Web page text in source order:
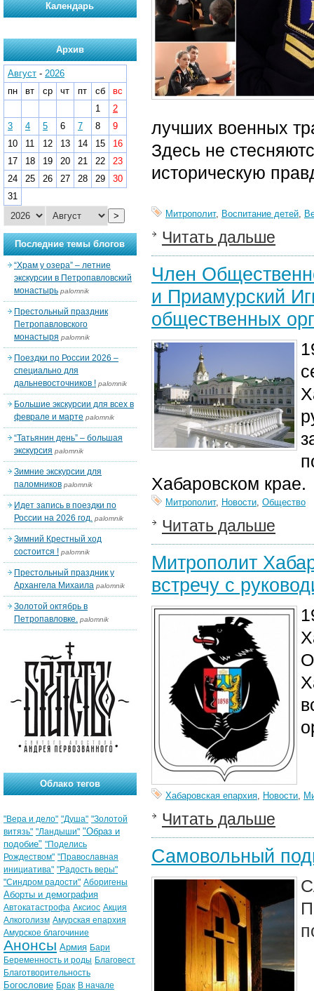
лучших военных
Здесь не
историческую
Митрополит, Воспитание детей,
Читать дальше
Член
и Приамурский
общественных
Хабаровском крае.
Митрополит, Новости, Общество
Читать дальше
Митрополит
встречу с
Хабаровская епархия, Новости,
Читать дальше
Самовольный
Календарь
Архив
Август - 2026
пн
вт ср чт пт сб
вс
1
2
3
4 5 6 7 8
9
10
11 12 13 14 15
16
17
18 19 20 21 22
23
24
25 26 27 28 29
30
31
>
Последние темы блогов
“Храм у озера” – летние
экскурсии в Петропавловский
монастырь palomnik
Престольный праздник
Петропавловского
монастыря palomnik
Поездки по России 2026 –
специально для
дальневосточников ! palomnik
Большие экскурсии для всех в
феврале и марте palomnik
“Татьянин день” – большая
экскурсия palomnik
Зимние экскурсии для
паломников palomnik
Идет запись в поездки по
России на 2026 год. palomnik
Зимний Крестный ход
состоится ! palomnik
Престольный праздник у
Архангела Михаила palomnik
Золотой октябрь в
Петропавловке. palomnik
Облако тегов
"Вера и дело" "Душа" "Золотой
витязь" "Ландыши" "Образ и
подобие" "Поделись
Рождеством" "Православная
инициатива" "Радость веры"
"Синдром радости" Аборигены
Аборты и демография
Автокатастрофа Аксиос Акция
Алкоголизм Амурская епархия
Амурское благочиние
Анонсы Армия Бари
Беременность и роды Благовест
Благотворительность
Богословие Брак В начале